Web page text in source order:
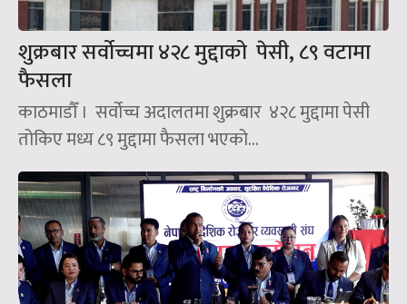
शुक्रबार सर्वोच्चमा ४२८ मुद्दाको पेसी, ८९ वटामा
फैसला
काठमाडौँ । सर्वोच्च अदालतमा शुक्रबार ४२८ मुद्दामा पेसी
तोकिए मध्य ८९ मुद्दामा फैसला भएको...